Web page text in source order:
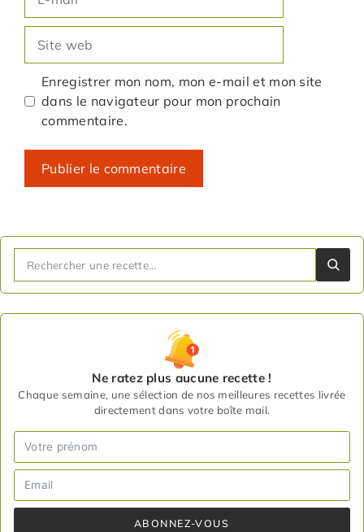
mail
web
Enregistrer mon nom, mon e-mail et mon site
dans le navigateur pour mon prochain
commentaire.
Ne ratez plus aucune recette !
Chaque semaine, une sélection de nos meilleures recettes livrée
directement dans votre boîte mail.
ABONNEZ-VOUS